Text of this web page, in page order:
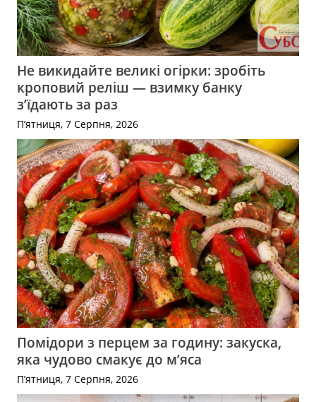
Не викидайте великі огірки: зробіть
кроповий реліш — взимку банку
з’їдають за раз
П’ятниця, 7 Серпня, 2026
Помідори з перцем за годину: закуска,
яка чудово смакує до м’яса
П’ятниця, 7 Серпня, 2026